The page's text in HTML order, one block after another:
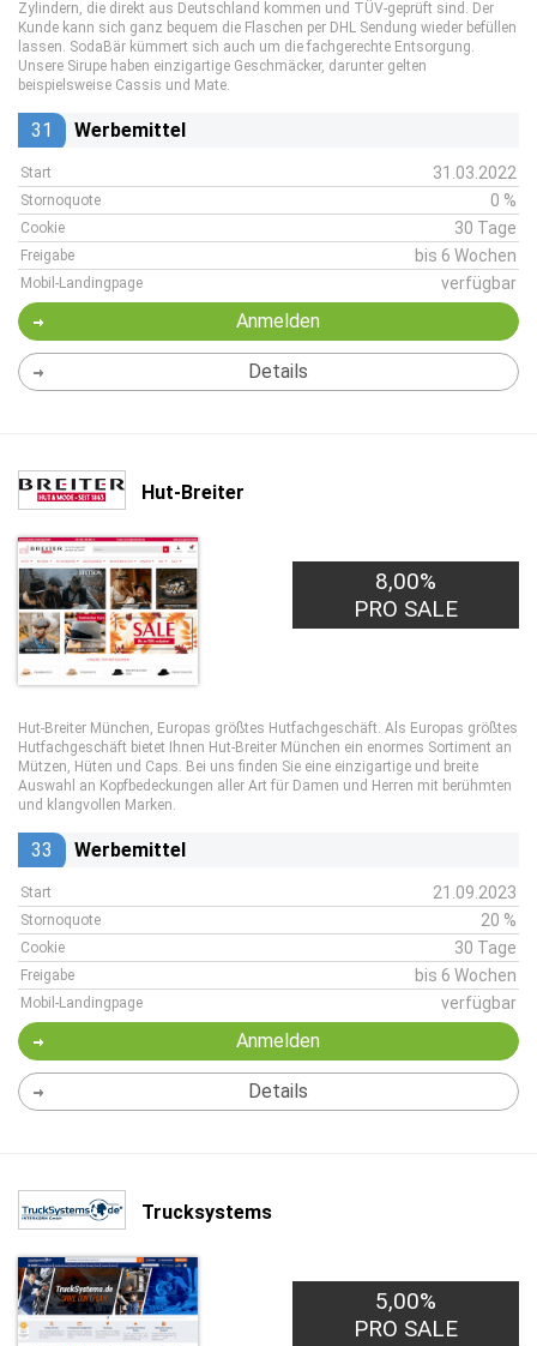
Zylindern, die direkt aus Deutschland kommen und TÜV-geprüft sind. Der
Kunde kann sich ganz bequem die Flaschen per DHL Sendung wieder befüllen
lassen. SodaBär kümmert sich auch um die fachgerechte Entsorgung.
Unsere Sirupe haben einzigartige Geschmäcker, darunter gelten
beispielsweise Cassis und Mate.
31 Werbemittel
Start 31.03.2022
Stornoquote 0 %
Cookie 30 Tage
Freigabe bis 6 Wochen
Mobil-Landingpage verfügbar
Anmelden
Details
Hut-Breiter
8,00%
PRO SALE
Hut-Breiter München, Europas größtes Hutfachgeschäft. Als Europas größtes
Hutfachgeschäft bietet Ihnen Hut-Breiter München ein enormes Sortiment an
Mützen, Hüten und Caps. Bei uns finden Sie eine einzigartige und breite
Auswahl an Kopfbedeckungen aller Art für Damen und Herren mit berühmten
und klangvollen Marken.
33 Werbemittel
Start 21.09.2023
Stornoquote 20 %
Cookie 30 Tage
Freigabe bis 6 Wochen
Mobil-Landingpage verfügbar
Anmelden
Details
Trucksystems
5,00%
PRO SALE